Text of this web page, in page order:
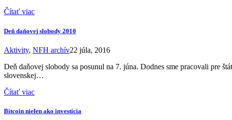
Čítať viac
Deň daňovej slobody 2010
Aktivity, NFH archív22 júla, 2016
Deň daňovej slobody sa posunul na 7. júna. Dodnes sme pracovali pre
slovenskej…
Čítať viac
Bitcoin nielen ako investícia